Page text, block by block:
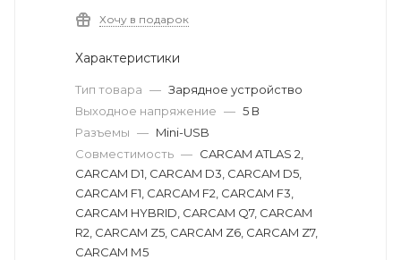
Хочу в подарок
Характеристики
Тип товара — Зарядное устройство
Выходное напряжение — 5 В
Разъемы — Mini-USB
Совместимость — CARCAM ATLAS 2,
CARCAM D1, CARCAM D3, CARCAM D5,
CARCAM F1, CARCAM F2, CARCAM F3,
CARCAM HYBRID, CARCAM Q7, CARCAM
R2, CARCAM Z5, CARCAM Z6, CARCAM Z7,
CARCAM М5